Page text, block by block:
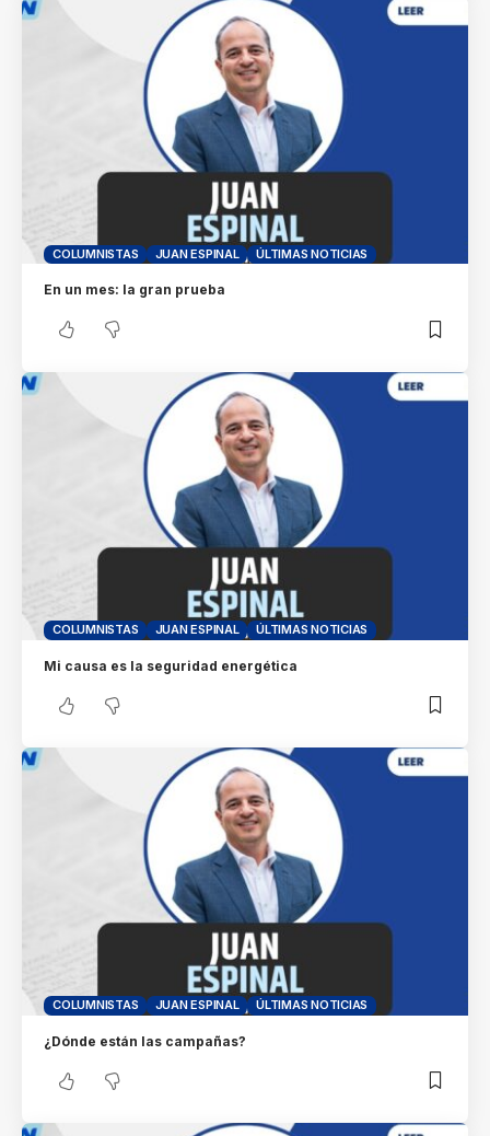
COLUMNISTAS JUAN ESPINAL ÚLTIMAS NOTICIAS
En un mes: la gran prueba
COLUMNISTAS JUAN ESPINAL ÚLTIMAS NOTICIAS
Mi causa es la seguridad energética
COLUMNISTAS JUAN ESPINAL ÚLTIMAS NOTICIAS
¿Dónde están las campañas?